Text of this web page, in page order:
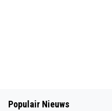
Populair Nieuws